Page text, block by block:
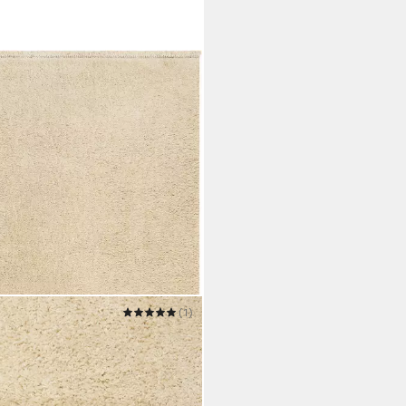
Teppich Dantep, ESP-80261
Größen
(1)
€ UVP59,00 €